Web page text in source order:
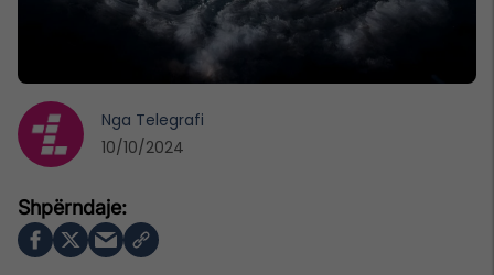
Nga Telegrafi
10/10/2024